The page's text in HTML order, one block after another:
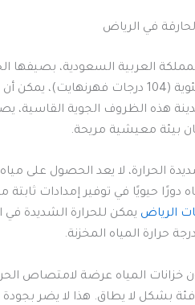
العربية السعودية، بصيفها
غالبًا ما تتجاوز 40 درجة مئوية (104 درجات
هذه الظروف الجوية
بيئة معيشية مريحة.
الحرارة، لا يعد الحصول على
دورًا حيويًا في توفير إمدادات
الرياض يمكن للحرارة الشديدة في
حرارة المياه المخزنة.
خزانات المياه عرضة لامتصاص
بشكل لا يطاق. هذا لا يضر